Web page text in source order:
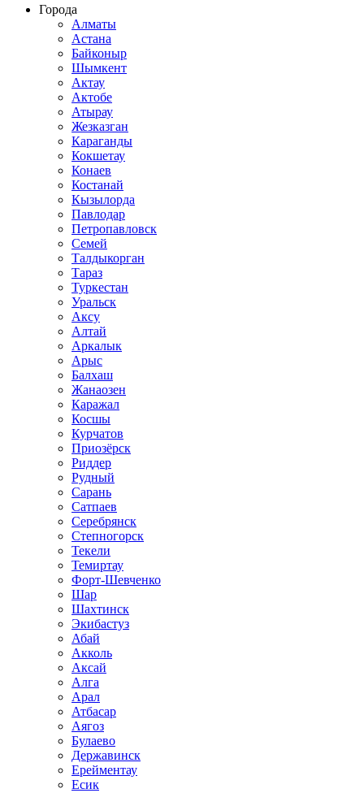
Города
Алматы
Астана
Байконыр
Шымкент
Актау
Актобе
Атырау
Жезказган
Караганды
Кокшетау
Конаев
Костанай
Кызылорда
Павлодар
Петропавловск
Семей
Талдыкорган
Тараз
Туркестан
Уральск
Аксу
Алтай
Аркалык
Арыс
Балхаш
Жанаозен
Каражал
Косшы
Курчатов
Приозёрск
Риддер
Рудный
Сарань
Сатпаев
Серебрянск
Степногорск
Текели
Темиртау
Форт-Шевченко
Шар
Шахтинск
Экибастуз
Абай
Акколь
Аксай
Алга
Арал
Атбасар
Аягоз
Булаево
Державинск
Ерейментау
Есик